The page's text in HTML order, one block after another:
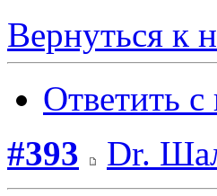
Вернуться к
Ответить с
#393
Dr.